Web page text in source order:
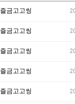
즐금고고씽
즐금고고씽
즐금고고씽
즐금고고씽
즐금고고씽